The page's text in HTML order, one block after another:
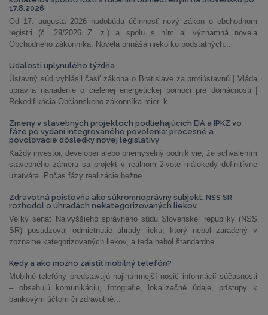
17.8.2026
Od 17. augusta 2026 nadobúda účinnosť nový zákon o obchodnom
registri (č. 29/2026 Z. z.) a spolu s ním aj významná novela
Obchodného zákonníka. Novela prináša niekoľko podstatných...
Udalosti uplynulého týždňa
Ústavný súd vyhlásil časť zákona o Bratislave za protiústavnú | Vláda
upravila nariadenie o cielenej energetickej pomoci pre domácnosti |
Rekodifikácia Občianskeho zákonníka mieri k...
Zmeny v stavebných projektoch podliehajúcich EIA a IPKZ vo
fáze po vydaní integrovaného povolenia: procesné a
povoľovacie dôsledky novej legislatívy
Každý investor, developer alebo priemyselný podnik vie, že schválením
stavebného zámeru sa projekt v reálnom živote málokedy definitívne
uzatvára. Počas fázy realizácie bežne...
Zdravotná poisťovňa ako súkromnoprávny subjekt: NSS SR
rozhodol o úhradách nekategorizovaných liekov
Veľký senát Najvyššieho správneho súdu Slovenskej republiky (NSS
SR) posudzoval odmietnutie úhrady lieku, ktorý nebol zaradený v
zozname kategorizovaných liekov, a teda nebol štandardne...
Kedy a ako možno zaistiť mobilný telefón?
Mobilné telefóny predstavujú najintímnejší nosič informácií súčasnosti
– obsahujú komunikáciu, fotografie, lokalizačné údaje, prístupy k
bankovým účtom či zdravotné...